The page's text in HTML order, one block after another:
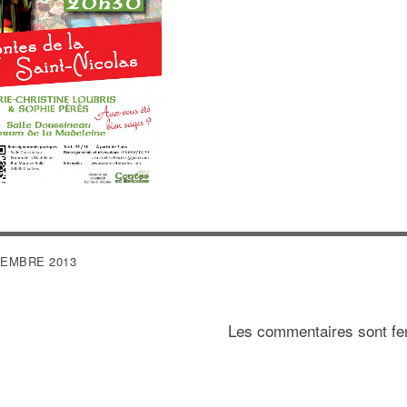
2013
Les commentaires sont